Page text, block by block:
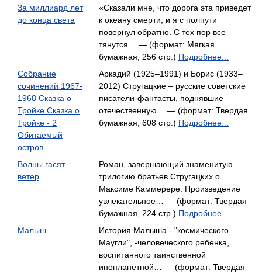
За миллиард лет
до конца света
«Сказали мне, что дорога эта приведет
к океану смерти, и я с полпути
повернул обратно. С тех пор все
тянутся… — (формат: Мягкая
бумажная, 256 стр.) Подробнее...
Собрание
сочинений 1967-
1968 Сказка о
Тройке Сказка о
Тройке - 2
Обитаемый
остров
Аркадий (1925–1991) и Борис (1933–
2012) Стругацкие – русские советские
писатели-фантасты, поднявшие
отечественную… — (формат: Твердая
бумажная, 608 стр.) Подробнее...
Волны гасят
ветер
Роман, завершающий знаменитую
трилогию братьев Стругацких о
Максиме Каммерере. Произведение
увлекательное… — (формат: Твердая
бумажная, 224 стр.) Подробнее...
Малыш
История Малыша - "космического
Маугли", -человеческого ребенка,
воспитанного таинственной
инопланетной… — (формат: Твердая